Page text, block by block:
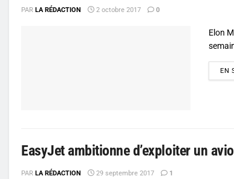
PAR LA RÉDACTION 2 octobre 2017 0
Elon
EN
EasyJet ambitionne d’exploiter un
PAR LA RÉDACTION 29 septembre 2017 1